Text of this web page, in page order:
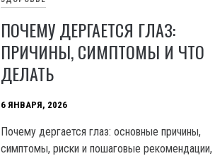
ПОЧЕМУ ДЕРГАЕТСЯ ГЛАЗ:
ПРИЧИНЫ, СИМПТОМЫ И ЧТО
ДЕЛАТЬ
6 ЯНВАРЯ, 2026
Почему дергается глаз: основные причины,
симптомы, риски и пошаговые рекомендации,